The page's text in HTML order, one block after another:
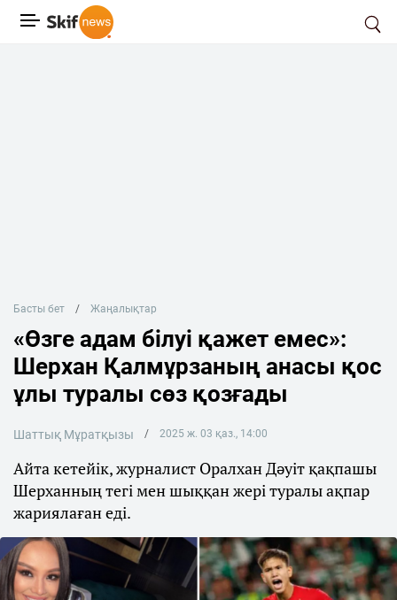
Басты бет Жаңалықтар
«Өзге адам білуі қажет емес»:
Шерхан Қалмұрзаның анасы қос
ұлы туралы сөз қозғады
Шаттық Мұратқызы 2025 ж. 03 қаз., 14:00
Айта кетейік, журналист Оралхан Дәуіт қақпашы
Шерханның тегі мен шыққан жері туралы ақпар
жариялаған еді.